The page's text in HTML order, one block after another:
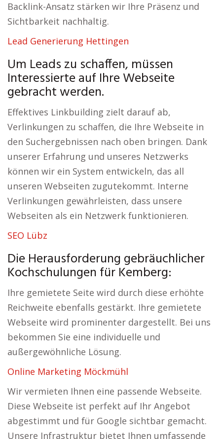
Backlink-Ansatz stärken wir Ihre Präsenz und
Sichtbarkeit nachhaltig.
Lead Generierung Hettingen
Um Leads zu schaffen, müssen
Interessierte auf Ihre Webseite
gebracht werden.
Effektives Linkbuilding zielt darauf ab,
Verlinkungen zu schaffen, die Ihre Webseite in
den Suchergebnissen nach oben bringen. Dank
unserer Erfahrung und unseres Netzwerks
können wir ein System entwickeln, das all
unseren Webseiten zugutekommt. Interne
Verlinkungen gewährleisten, dass unsere
Webseiten als ein Netzwerk funktionieren.
SEO Lübz
Die Herausforderung gebräuchlicher
Kochschulungen für Kemberg:
Ihre gemietete Seite wird durch diese erhöhte
Reichweite ebenfalls gestärkt. Ihre gemietete
Webseite wird prominenter dargestellt. Bei uns
bekommen Sie eine individuelle und
außergewöhnliche Lösung.
Online Marketing Möckmühl
Wir vermieten Ihnen eine passende Webseite.
Diese Webseite ist perfekt auf Ihr Angebot
abgestimmt und für Google sichtbar gemacht.
Unsere Infrastruktur bietet Ihnen umfassende